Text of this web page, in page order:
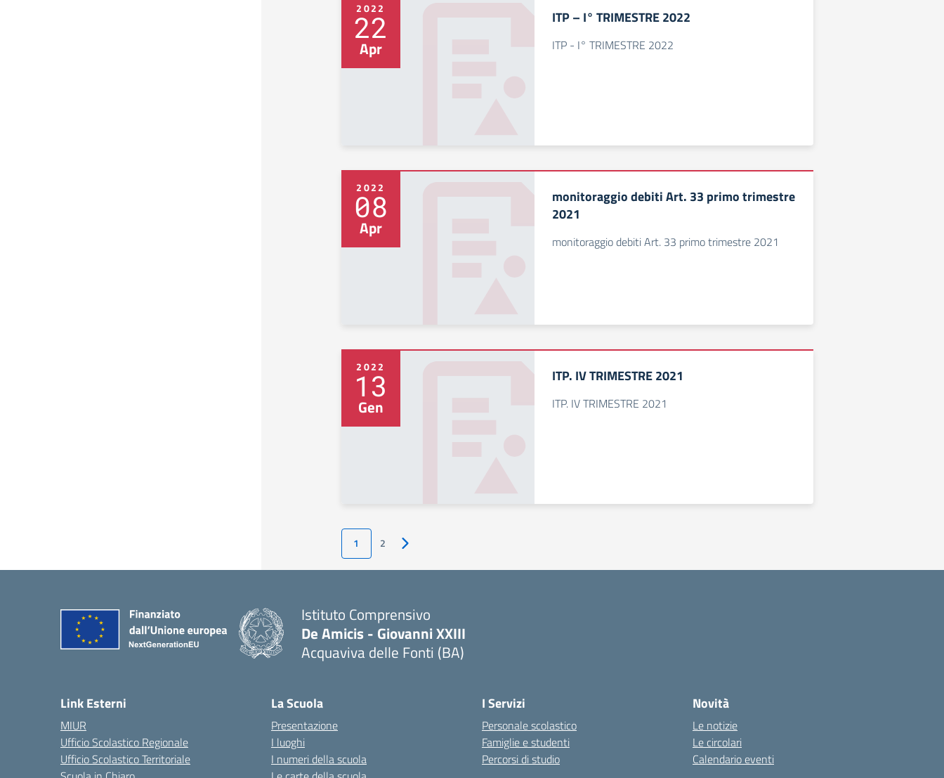
2022
22
Apr
ITP – I° TRIMESTRE 2022
ITP - I° TRIMESTRE 2022
2022
08
Apr
monitoraggio debiti Art. 33 primo trimestre
2021
monitoraggio debiti Art. 33 primo trimestre 2021
2022
13
Gen
ITP. IV TRIMESTRE 2021
ITP. IV TRIMESTRE 2021
1 2 Pagina successiva
Istituto Comprensivo
De Amicis - Giovanni XXIII
Acquaviva delle Fonti (BA)
Link Esterni
MIUR
Ufficio Scolastico Regionale
Ufficio Scolastico Territoriale
La Scuola
Presentazione
I luoghi
I numeri della scuola
I Servizi
Personale scolastico
Famiglie e studenti
Percorsi di studio
Novità
Le notizie
Le circolari
Calendario eventi